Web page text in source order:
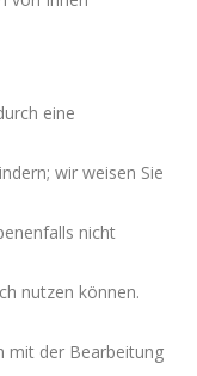
eine
wir weisen Sie
nicht
nutzen können.
mit der Bearbeitung